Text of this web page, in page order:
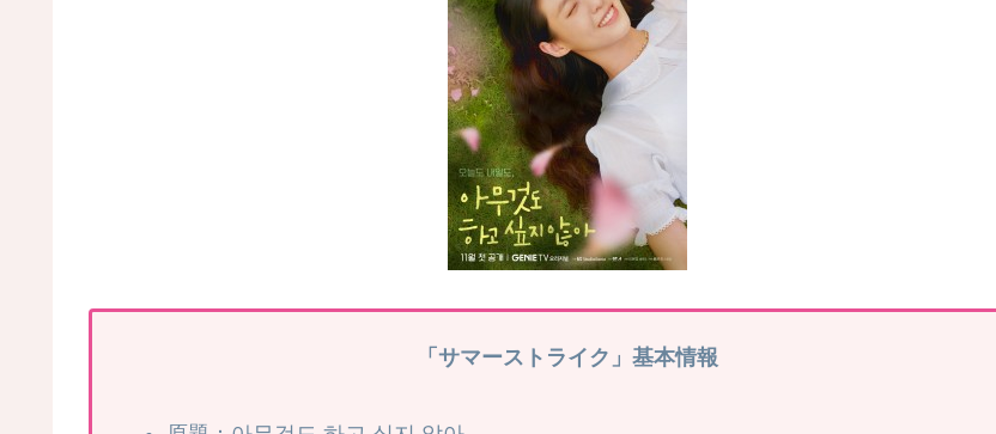
「サマーストライク」基本情報